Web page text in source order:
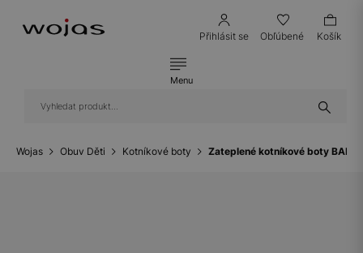
Přihlásit se Obľúbené Košík
Menu
Wojas Obuv Děti Kotníkové boty Zateplené kotníkové boty